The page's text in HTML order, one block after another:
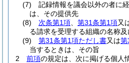
(7)
記録情報を議会以外の者に
は、その提供先
(8)
次条第1項 第31条第1項又
る請求を受理する組織の名称
(9)
第31条第1項ただし書又は第
当するときは、その旨
2
前項の規定は、次に掲げる個人